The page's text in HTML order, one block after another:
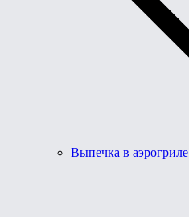
Выпечка в аэрогриле